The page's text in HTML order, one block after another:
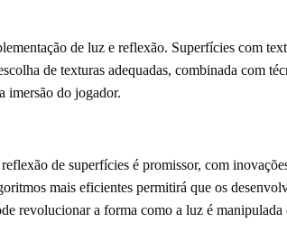
de luz e reflexão. Superfícies com
de texturas adequadas, combinada com
imersão do jogador.
de superfícies é promissor, com
mais eficientes permitirá que os
revolucionar a forma como a luz é manipulada